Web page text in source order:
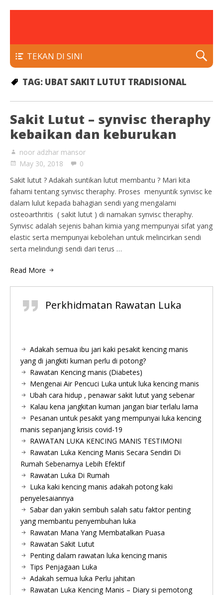
TEKAN DI SINI
TAG: UBAT SAKIT LUTUT TRADISIONAL
Sakit Lutut – synvisc theraphy
kebaikan dan keburukan
noor adzhar mansor
May 30, 2018
0
Sakit lutut ? Adakah suntikan lutut membantu ? Mari kita
fahami tentang synvisc theraphy. Proses menyuntik synvisc ke
dalam lulut kepada bahagian sendi yang mengalami
osteoarthritis ( sakit lutut ) di namakan synvisc theraphy.
Synvisc adalah sejenis bahan kimia yang mempunyai sifat yang
elastic serta mempunyai kebolehan untuk melincirkan sendi
serta melindungi sendi dari terus …
Read More
Perkhidmatan Rawatan Luka
Adakah semua ibu jari kaki pesakit kencing manis
yang di jangkiti kuman perlu di potong?
Rawatan Kencing manis (Diabetes)
Mengenai Air Pencuci Luka untuk luka kencing manis
Ubah cara hidup , penawar sakit lutut yang sebenar
Kalau kena jangkitan kuman jangan biar terlalu lama
Pesanan untuk pesakit yang mempunyai luka kencing
manis sepanjang krisis covid-19
RAWATAN LUKA KENCING MANIS TESTIMONI
Rawatan Luka Kencing Manis Secara Sendiri Di
Rumah Sebenarnya Lebih Efektif
Rawatan Luka Di Rumah
Luka kaki kencing manis adakah potong kaki
penyelesaiannya
Sabar dan yakin sembuh salah satu faktor penting
yang membantu penyembuhan luka
Rawatan Mana Yang Membatalkan Puasa
Rawatan Sakit Lutut
Penting dalam rawatan luka kencing manis
Tips Penjagaan Luka
Adakah semua luka Perlu jahitan
Rawatan Luka Kencing Manis – Diary si pemotong